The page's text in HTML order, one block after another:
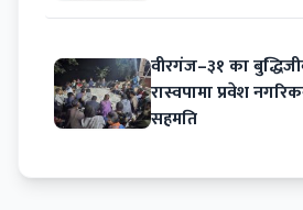
वीरगंज–३१ का
रास्वपामा प्रवेश
सहमति